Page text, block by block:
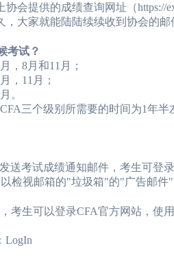
提供的成绩查询网址（https://
家就能陆陆续续收到协会的邮
考试？
8月和11月；
，11月；
。
三个级别所需要的时间为1年半
考试成绩通知邮件，考生可登
检视邮箱的"垃圾箱"的"广告邮件
生可以登录CFA官方网站，使
LogIn